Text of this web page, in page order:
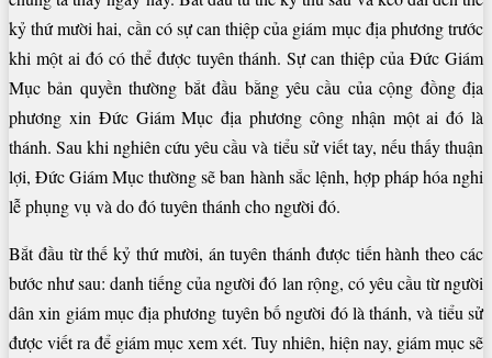
kỷ thứ mười hai, cần có sự can thiệp của giám mục địa phương trước
khi một ai đó có thể được tuyên thánh. Sự can thiệp của Đức Giám
Mục bản quyền thường bắt đầu bằng yêu cầu của cộng đồng địa
phương xin Đức Giám Mục địa phương công nhận một ai đó là
thánh. Sau khi nghiên cứu yêu cầu và tiểu sử viết tay, nếu thấy thuận
lợi, Đức Giám Mục thường sẽ ban hành sắc lệnh, hợp pháp hóa nghi
lễ phụng vụ và do đó tuyên thánh cho người đó.
Bắt đầu từ thế kỷ thứ mười, án tuyên thánh được tiến hành theo các
bước như sau: danh tiếng của người đó lan rộng, có yêu cầu từ người
dân xin giám mục địa phương tuyên bố người đó là thánh, và tiểu sử
được viết ra để giám mục xem xét. Tuy nhiên, hiện nay, giám mục sẽ